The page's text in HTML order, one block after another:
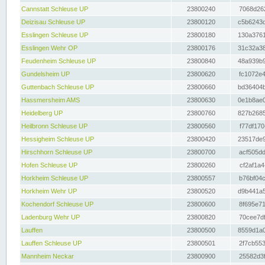
Cannstatt Schleuse UP
23800240
Deizisau Schleuse UP
23800120
Esslingen Schleuse UP
23800180
Esslingen Wehr OP
23800176
Feudenheim Schleuse UP
23800840
Gundelsheim UP
23800620
Guttenbach Schleuse UP
23800660
Hassmersheim AMS
23800630
Heidelberg UP
23800760
Heilbronn Schleuse UP
23800560
Hessigheim Schleuse UP
23800420
Hirschhorn Schleuse UP
23800700
Hofen Schleuse UP
23800260
Horkheim Schleuse UP
23800557
Horkheim Wehr UP
23800520
Kochendorf Schleuse UP
23800600
Ladenburg Wehr UP
23800820
Lauffen
23800500
Lauffen Schleuse UP
23800501
Mannheim Neckar
23800900